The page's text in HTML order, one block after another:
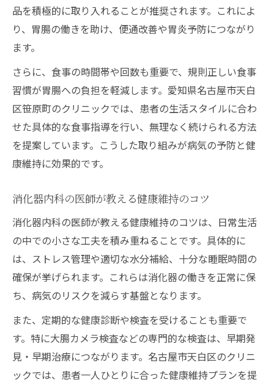
品を積極的に取り入れることが推奨されます。これによ
り、胃腸の働きを助け、便通改善や胃炎予防につながり
ます。
さらに、食事の時間帯や回数も重要で、規則正しい食事
習慣が胃腸への負担を軽減します。愛知県名古屋市天白
区笹原町のクリニックでは、患者の生活スタイルに合わ
せた具体的な食事指導を行い、無理なく続けられる方法
を提案しています。こうした取り組みが病気の予防と健
康維持に効果的です。
消化器内科の医師が教える健康維持のコツ
消化器内科の医師が教える健康維持のコツは、日常生活
の中での小さな工夫を積み重ねることです。具体的に
は、ストレス管理や適切な水分補給、十分な睡眠時間の
確保が挙げられます。これらは消化器の働きを正常に保
ち、病気のリスクを減らす基盤となります。
また、定期的な健康診断や検査を受けることも重要で
す。特に大腸カメラ検査などの専門的な検査は、早期発
見・早期治療につながります。名古屋市天白区のクリニ
ックでは、患者一人ひとりに合った健康維持プランを提